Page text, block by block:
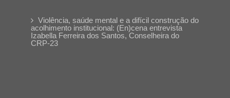
Violência, saúde mental e a difícil construção do
acolhimento institucional: (En)cena entrevista
Izabella Ferreira dos Santos, Conselheira do
CRP-23